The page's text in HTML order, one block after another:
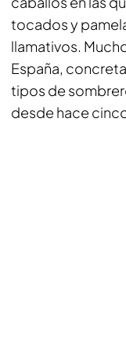
tocados y
llamativos.
España,
tipos de
desde hace